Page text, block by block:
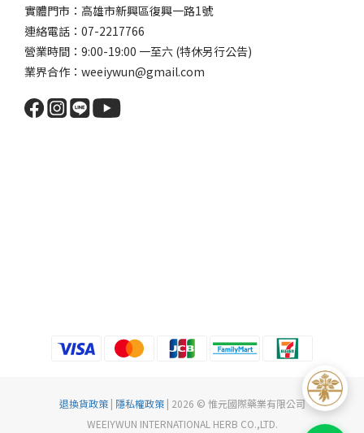
實體門市：高雄市新興區復興一路1號
連絡電話：07-2217766
營業時間：9:00-19:00 一至六 (特休另行公告)
業界合作：weeiywun@gmail.com
退換貨政策| 隱私權政策| 2026 © 惟元國際藥業有限公司
WEEIYWUN INTERNATIONAL HERB CO.,LTD.